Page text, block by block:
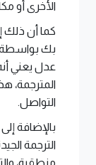
الأخرى أو
كما أن ذلك
بك
عدل يعني
المترجمة،
التواصل.
بالإضافة
الترجمة
منطقية،